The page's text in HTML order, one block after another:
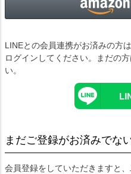
LINEとの会員連携がお済みの方
ログインしてください。まだの方
い。
まだご登録がお済みでな
会員登録をしていただきますと